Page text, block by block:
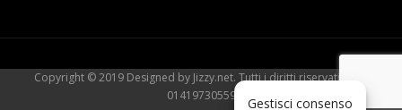
Copyright © 2019 Designed by Jizzy.net. Tutti i diritti riservati. P.Iva
01419730559
Gestisci consenso